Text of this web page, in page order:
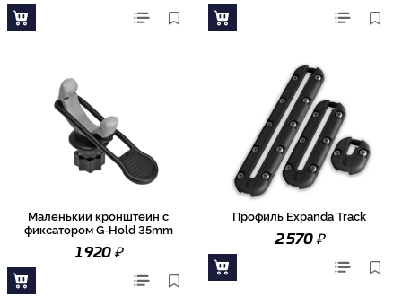
Маленький кронштейн с
фиксатором G-Hold 35mm
1 920₽
Профиль Expanda Track
2 570₽